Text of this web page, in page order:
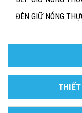
ĐÈN GIỮ NÓNG